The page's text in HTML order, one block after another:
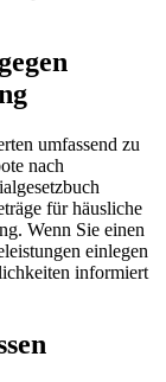
umfassend zu
nach
für häusliche
Wenn Sie einen
einlegen
informiert